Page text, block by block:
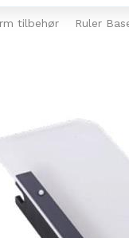
tilbehør Ruler